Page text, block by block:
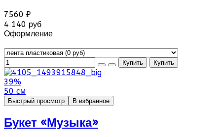
7560 ₽
4 140 руб
Оформление
39%
50 см
Быстрый просмотр В избранное
Букет «Музыка»